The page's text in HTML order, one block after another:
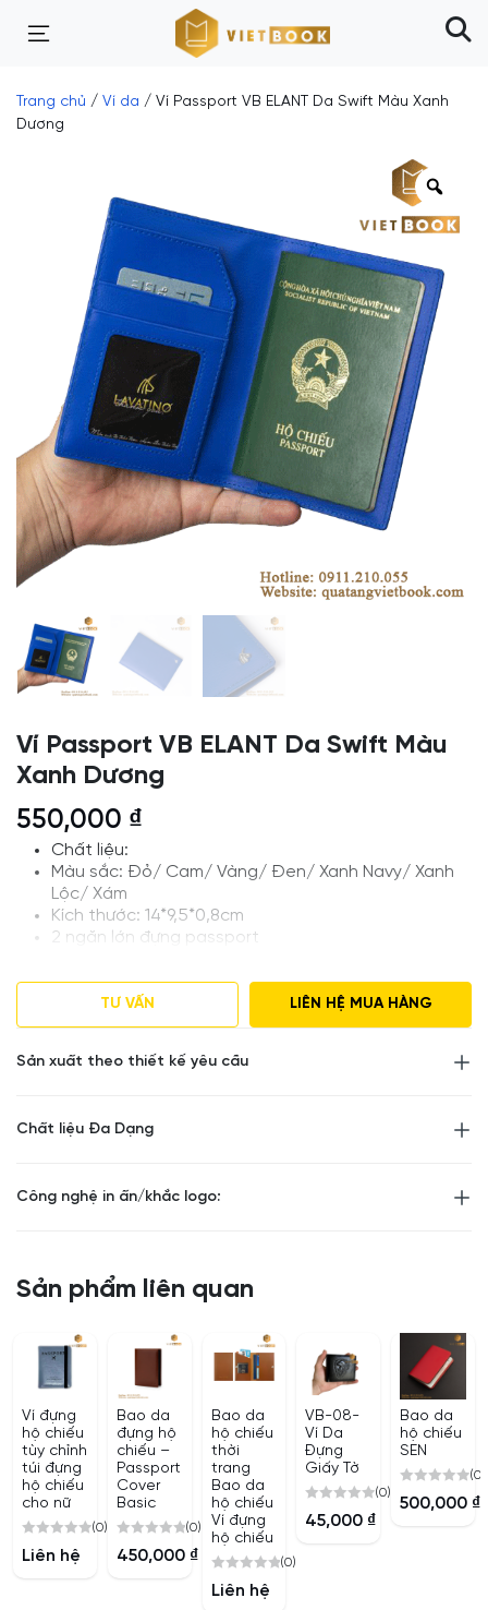
Trang chủ / Ví da / Ví Passport VB ELANT Da Swift Màu Xanh
Dương
Ví Passport VB ELANT Da Swift Màu
Xanh Dương
550,000 ₫
Chất liệu:
Màu sắc: Đỏ/ Cam/ Vàng/ Đen/ Xanh Navy/ Xanh
Lộc/ Xám
Kích thước: 14*9,5*0,8cm
2 ngăn lớn đựng passport
Sơn cạnh của hãng D&A với 8 lớp chắc chắn
Khắc hình, khắc chữ, in ảnh & gói quà theo yêu cầu
TƯ VẤN LIÊN HỆ MUA HÀNG
Sản xuất theo thiết kế yêu cầu
Chất liệu Đa Dạng
Công nghệ in ấn/khắc logo:
Sản phẩm liên quan
Ví đựng
hộ chiếu
tùy chỉnh
túi đựng
hộ chiếu
cho nữ
0
(0)
Liên hệ
Bao da
đựng hộ
chiếu –
Passport
Cover
Basic
0
(0)
450,000 ₫
Bao da
hộ chiếu
thời
trang
Bao da
hộ chiếu
Ví đựng
hộ chiếu
0
(0)
Liên hệ
VB-08-
Ví Da
Đựng
Giấy Tờ
0
(0)
45,000 ₫
Bao da
hộ chiếu
SEN
0
(0)
500,000 ₫